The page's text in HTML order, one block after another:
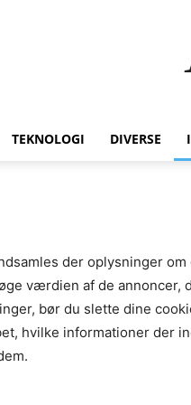
TEKNOLOGI DIVERSE
der oplysninger
værdien af de annoncer,
bør du slette dine
hvilke informationer der